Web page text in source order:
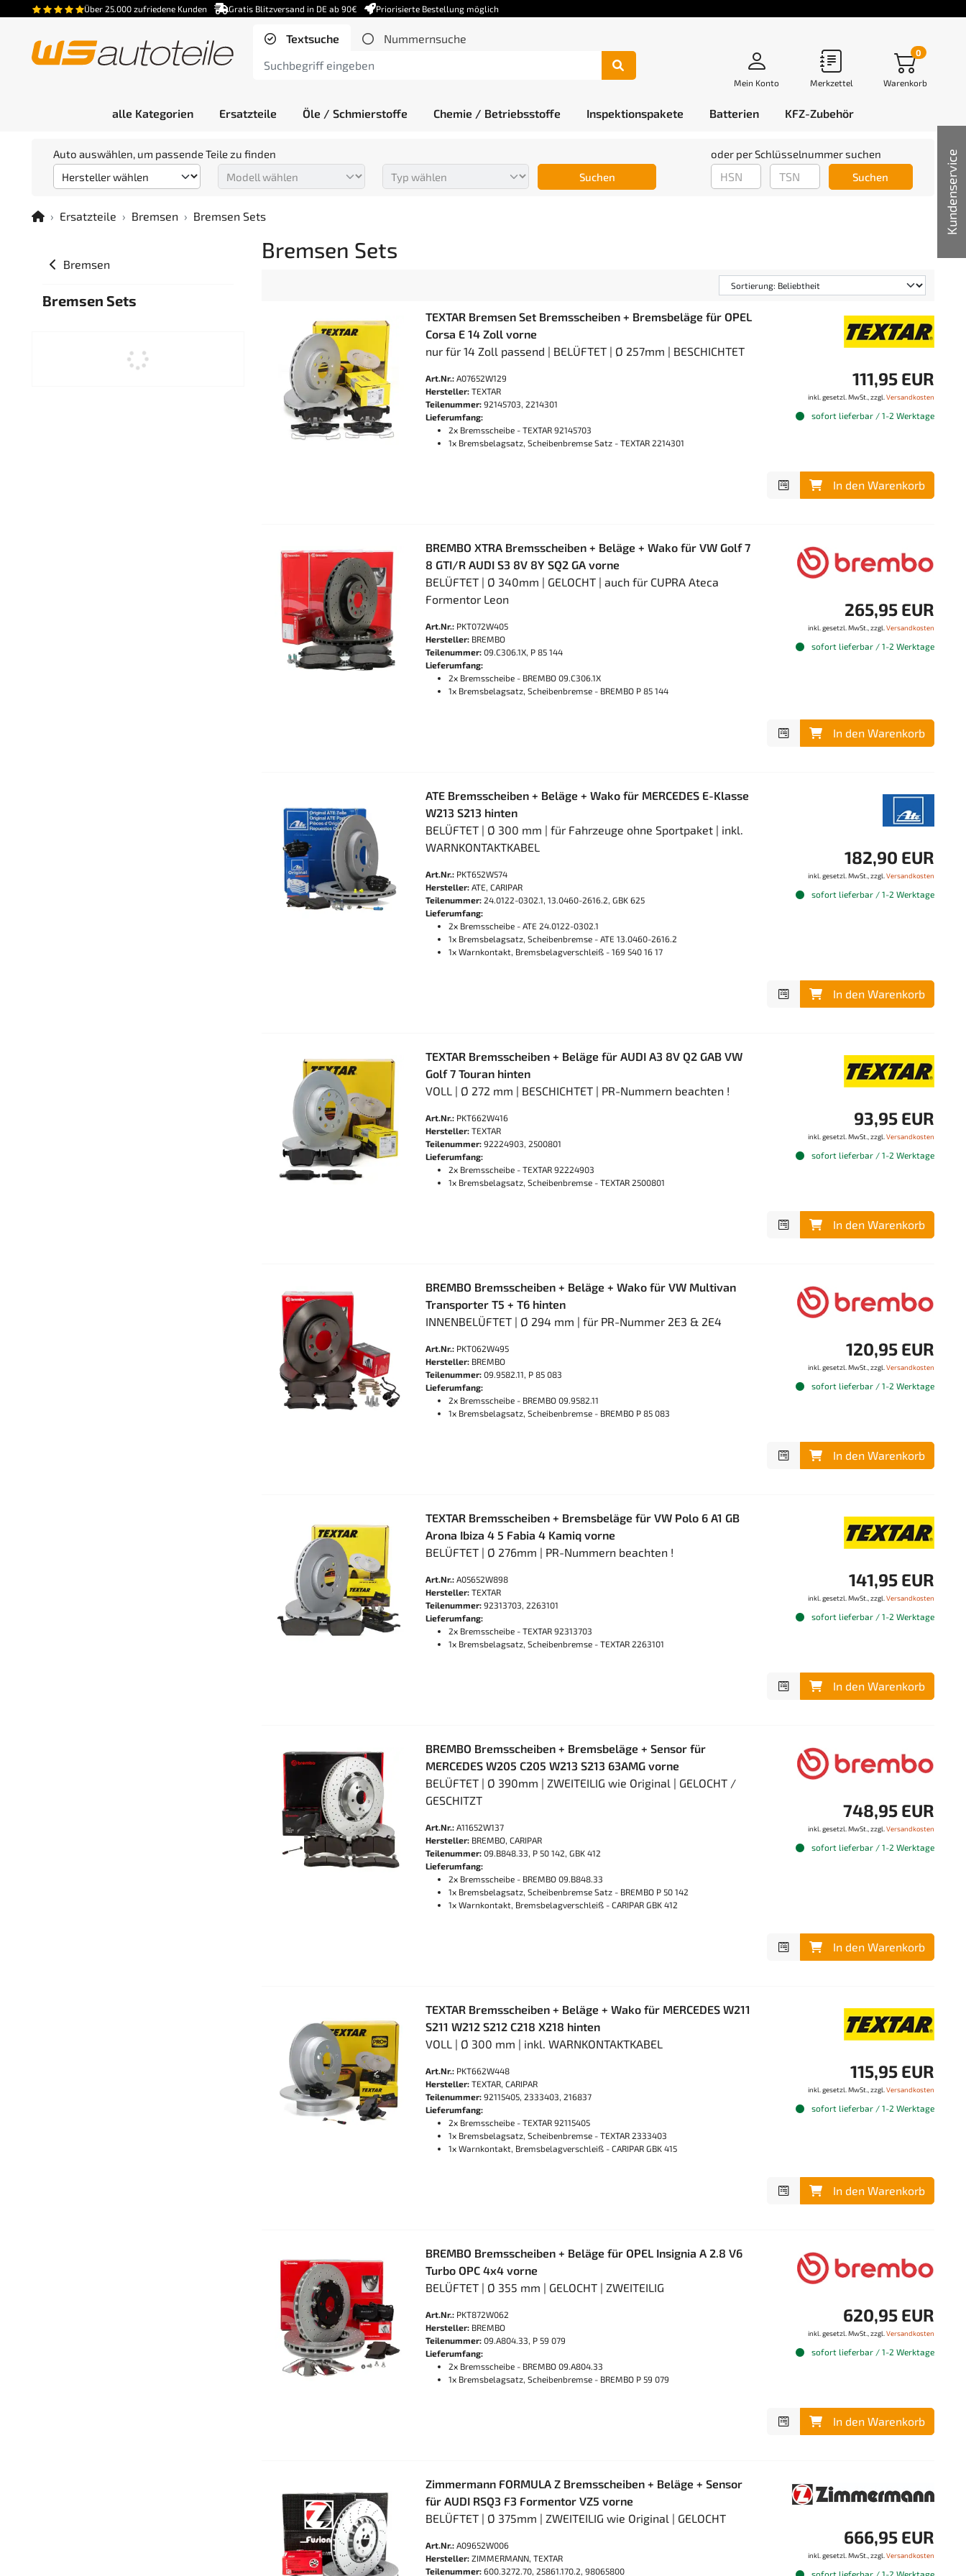
Kundenservice
Über 25.000 zufriedene Kunden Gratis Blitzversand in DE ab 90€ Priorisierte Bestellung möglich
Textsuche Nummernsuche
Mein Konto Merkzettel Warenkorb
0
alle Kategorien Ersatzteile Öle / Schmierstoffe Chemie / Betriebsstoffe Inspektionspakete Batterien KFZ-Zubehör
Auto auswählen, um passende Teile zu finden
Suchen
oder per Schlüsselnummer suchen
Suchen
Ersatzteile Bremsen Bremsen Sets
Bremsen
Bremsen Sets
Bremsen Sets
TEXTAR Bremsen Set Bremsscheiben + Bremsbeläge für OPEL
Corsa E 14 Zoll vorne
nur für 14 Zoll passend | BELÜFTET | Ø 257mm | BESCHICHTET
Art.Nr.: A07652W129
Hersteller: TEXTAR
Teilenummer: 92145703, 2214301
Lieferumfang:
2x Bremsscheibe - TEXTAR 92145703
1x Bremsbelagsatz, Scheibenbremse Satz - TEXTAR 2214301
111,95 EUR
inkl. gesetzl. MwSt., zzgl. Versandkosten
sofort lieferbar / 1-2 Werktage
In den Warenkorb
BREMBO XTRA Bremsscheiben + Beläge + Wako für VW Golf 7
8 GTI/R AUDI S3 8V 8Y SQ2 GA vorne
BELÜFTET | Ø 340mm | GELOCHT | auch für CUPRA Ateca
Formentor Leon
Art.Nr.: PKT072W405
Hersteller: BREMBO
Teilenummer: 09.C306.1X, P 85 144
Lieferumfang:
2x Bremsscheibe - BREMBO 09.C306.1X
1x Bremsbelagsatz, Scheibenbremse - BREMBO P 85 144
265,95 EUR
inkl. gesetzl. MwSt., zzgl. Versandkosten
sofort lieferbar / 1-2 Werktage
In den Warenkorb
ATE Bremsscheiben + Beläge + Wako für MERCEDES E-Klasse
W213 S213 hinten
BELÜFTET | Ø 300 mm | für Fahrzeuge ohne Sportpaket | inkl.
WARNKONTAKTKABEL
Art.Nr.: PKT652W574
Hersteller: ATE, CARIPAR
Teilenummer: 24.0122-0302.1, 13.0460-2616.2, GBK 625
Lieferumfang:
2x Bremsscheibe - ATE 24.0122-0302.1
1x Bremsbelagsatz, Scheibenbremse - ATE 13.0460-2616.2
1x Warnkontakt, Bremsbelagverschleiß - 169 540 16 17
182,90 EUR
inkl. gesetzl. MwSt., zzgl. Versandkosten
sofort lieferbar / 1-2 Werktage
In den Warenkorb
TEXTAR Bremsscheiben + Beläge für AUDI A3 8V Q2 GAB VW
Golf 7 Touran hinten
VOLL | Ø 272 mm | BESCHICHTET | PR-Nummern beachten !
Art.Nr.: PKT662W416
Hersteller: TEXTAR
Teilenummer: 92224903, 2500801
Lieferumfang:
2x Bremsscheibe - TEXTAR 92224903
1x Bremsbelagsatz, Scheibenbremse - TEXTAR 2500801
93,95 EUR
inkl. gesetzl. MwSt., zzgl. Versandkosten
sofort lieferbar / 1-2 Werktage
In den Warenkorb
BREMBO Bremsscheiben + Beläge + Wako für VW Multivan
Transporter T5 + T6 hinten
INNENBELÜFTET | Ø 294 mm | für PR-Nummer 2E3 & 2E4
Art.Nr.: PKT062W495
Hersteller: BREMBO
Teilenummer: 09.9582.11, P 85 083
Lieferumfang:
2x Bremsscheibe - BREMBO 09.9582.11
1x Bremsbelagsatz, Scheibenbremse - BREMBO P 85 083
120,95 EUR
inkl. gesetzl. MwSt., zzgl. Versandkosten
sofort lieferbar / 1-2 Werktage
In den Warenkorb
TEXTAR Bremsscheiben + Bremsbeläge für VW Polo 6 A1 GB
Arona Ibiza 4 5 Fabia 4 Kamiq vorne
BELÜFTET | Ø 276mm | PR-Nummern beachten !
Art.Nr.: A05652W898
Hersteller: TEXTAR
Teilenummer: 92313703, 2263101
Lieferumfang:
2x Bremsscheibe - TEXTAR 92313703
1x Bremsbelagsatz, Scheibenbremse - TEXTAR 2263101
141,95 EUR
inkl. gesetzl. MwSt., zzgl. Versandkosten
sofort lieferbar / 1-2 Werktage
In den Warenkorb
BREMBO Bremsscheiben + Bremsbeläge + Sensor für
MERCEDES W205 C205 W213 S213 63AMG vorne
BELÜFTET | Ø 390mm | ZWEITEILIG wie Original | GELOCHT /
GESCHITZT
Art.Nr.: A11652W137
Hersteller: BREMBO, CARIPAR
Teilenummer: 09.B848.33, P 50 142, GBK 412
Lieferumfang:
2x Bremsscheibe - BREMBO 09.B848.33
1x Bremsbelagsatz, Scheibenbremse Satz - BREMBO P 50 142
1x Warnkontakt, Bremsbelagverschleiß - CARIPAR GBK 412
748,95 EUR
inkl. gesetzl. MwSt., zzgl. Versandkosten
sofort lieferbar / 1-2 Werktage
In den Warenkorb
TEXTAR Bremsscheiben + Beläge + Wako für MERCEDES W211
S211 W212 S212 C218 X218 hinten
VOLL | Ø 300 mm | inkl. WARNKONTAKTKABEL
Art.Nr.: PKT662W448
Hersteller: TEXTAR, CARIPAR
Teilenummer: 92115405, 2333403, 216837
Lieferumfang:
2x Bremsscheibe - TEXTAR 92115405
1x Bremsbelagsatz, Scheibenbremse - TEXTAR 2333403
1x Warnkontakt, Bremsbelagverschleiß - CARIPAR GBK 415
115,95 EUR
inkl. gesetzl. MwSt., zzgl. Versandkosten
sofort lieferbar / 1-2 Werktage
In den Warenkorb
BREMBO Bremsscheiben + Beläge für OPEL Insignia A 2.8 V6
Turbo OPC 4x4 vorne
BELÜFTET | Ø 355 mm | GELOCHT | ZWEITEILIG
Art.Nr.: PKT872W062
Hersteller: BREMBO
Teilenummer: 09.A804.33, P 59 079
Lieferumfang:
2x Bremsscheibe - BREMBO 09.A804.33
1x Bremsbelagsatz, Scheibenbremse - BREMBO P 59 079
620,95 EUR
inkl. gesetzl. MwSt., zzgl. Versandkosten
sofort lieferbar / 1-2 Werktage
In den Warenkorb
Zimmermann FORMULA Z Bremsscheiben + Beläge + Sensor
für AUDI RSQ3 F3 Formentor VZ5 vorne
BELÜFTET | Ø 375mm | ZWEITEILIG wie Original | GELOCHT
Art.Nr.: A09652W006
Hersteller: ZIMMERMANN, TEXTAR
Teilenummer: 600.3272.70, 25861.170.2, 98065800
666,95 EUR
inkl. gesetzl. MwSt., zzgl. Versandkosten
sofort lieferbar / 1-2 Werktage